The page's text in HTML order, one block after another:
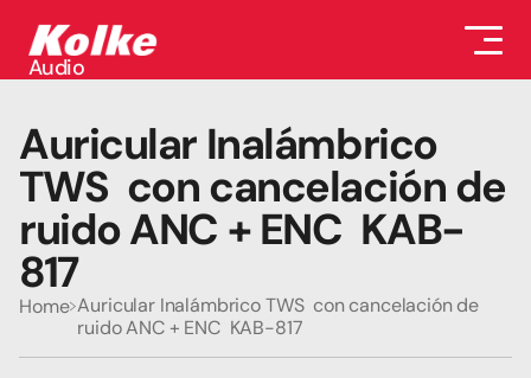
Audio
Auriculares
Conectividad
Gaming
Seguridad
Perifericos
Televisores
Tabletas
Auricular Inalámbrico
TWS  con cancelación de
ruido ANC + ENC  KAB-
817
Home Auricular Inalámbrico TWS  con cancelación de
ruido ANC + ENC  KAB-817